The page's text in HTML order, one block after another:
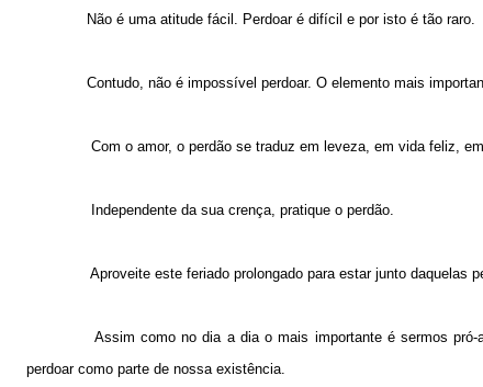
Não é uma atitude fácil. Perdoar é difícil e por isto é tão raro.
Contudo, não é impossível perdoar. O elemento mais
Com o amor, o perdão se traduz em leveza, em vida feliz,
Independente da sua crença, pratique o perdão.
Aproveite este feriado prolongado para estar junto daquelas
Assim como no dia a dia o mais importante é sermos
perdoar como parte de nossa existência.